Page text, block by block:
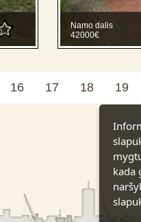
Namo dalis
42000€
16 17 18 19
kada